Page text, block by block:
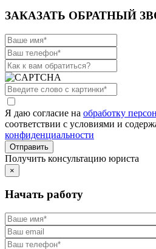
ЗАКАЗАТЬ ОБРАТНЫЙ
Я даю согласие на обработку
соответствии с условиями и
конфиденциальности
Получить консультацию юриста
×
Начать работу